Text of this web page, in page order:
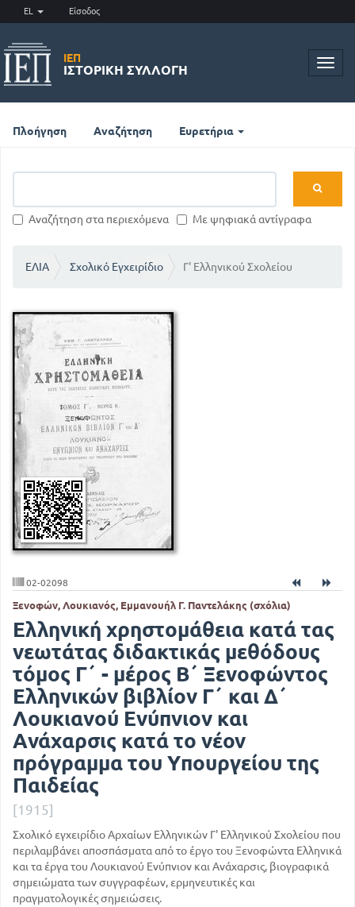
EL Είσοδος
ΙΕΠ
ΙΣΤΟΡΙΚΉ ΣΥΛΛΟΓΉ
Πλοήγηση Αναζήτηση Ευρετήρια
Αναζήτηση στα περιεχόμενα Με ψηφιακά αντίγραφα
ΕΛΙΑ Σχολικό Εγχειρίδιο Γ' Ελληνικού Σχολείου
02-02098
Ξενοφών, Λουκιανός, Εμμανουήλ Γ. Παντελάκης (σχόλια)
Ελληνική χρηστομάθεια κατά τας
νεωτάτας διδακτικάς μεθόδους
τόμος Γ΄ - μέρος Β΄ Ξενοφώντος
Ελληνικών βιβλίον Γ΄ και Δ΄
Λουκιανού Ενύπνιον και
Ανάχαρσις κατά το νέον
πρόγραμμα του Υπουργείου της
Παιδείας
[1915]
Σχολικό εγχειρίδιο Αρχαίων Ελληνικών Γ' Ελληνικού Σχολείου που
περιλαμβάνει αποσπάσματα από το έργο του Ξενοφώντα Ελληνικά
και τα έργα του Λουκιανού Ενύπνιον και Ανάχαρσις, βιογραφικά
σημειώματα των συγγραφέων, ερμηνευτικές και
πραγματολογικές σημειώσεις.